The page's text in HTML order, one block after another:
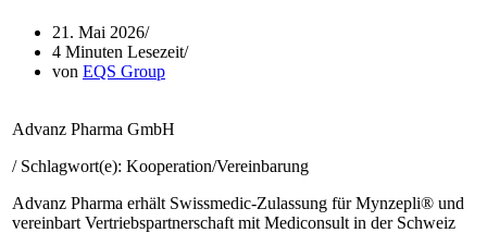
21. Mai 2026
4 Minuten Lesezeit
von EQS Group
Advanz Pharma GmbH
/ Schlagwort(e): Kooperation/Vereinbarung
Advanz Pharma erhält Swissmedic-Zulassung für Mynzepli® und
vereinbart Vertriebspartnerschaft mit Mediconsult in der Schweiz